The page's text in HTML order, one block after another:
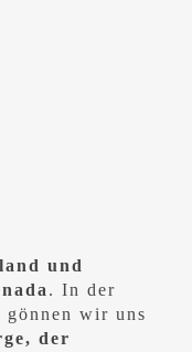
und
. In der
gönnen wir uns
der